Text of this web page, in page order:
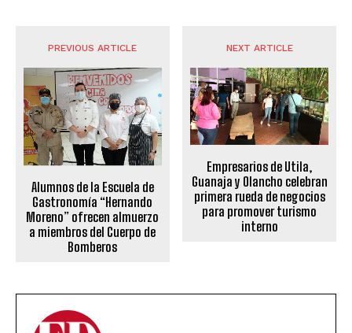
PREVIOUS ARTICLE
Alumnos de la Escuela de
Gastronomía “Hernando
Moreno” ofrecen almuerzo
a miembros del Cuerpo de
Bomberos
NEXT ARTICLE
Empresarios de Utila,
Guanaja y Olancho celebran
primera rueda de negocios
para promover turismo
interno